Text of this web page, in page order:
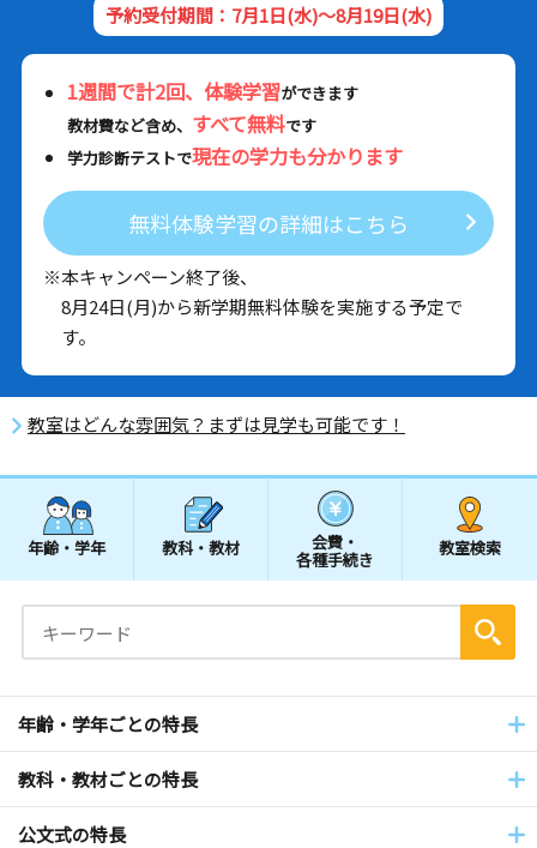
予約受付期間：7月1日(水)～8月19日(水)
1週間で計2回、体験学習ができます
教材費など含め、 すべて無料です
学力診断テストで現在の学力も分かります
無料体験学習の詳細はこちら
※本キャンペーン終了後、
8月24日(月)から新学期無料体験を実施する予定で
す。
教室はどんな雰囲気？まずは見学も可能です！
年齢・学年 教科・教材 会費・
各種手続き
教室検索
年齢・学年ごとの特長
教科・教材ごとの特長
公文式の特長